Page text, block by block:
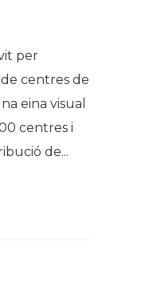
per
centres de
eina visual
centres i
de...